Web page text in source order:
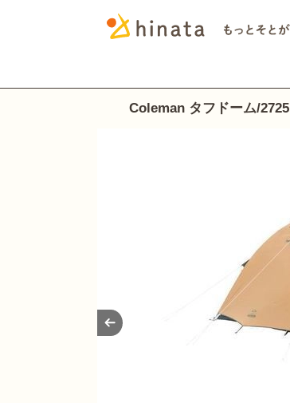
Coleman タフドーム/2725